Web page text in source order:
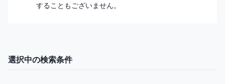
することもございません。
選択中の検索条件